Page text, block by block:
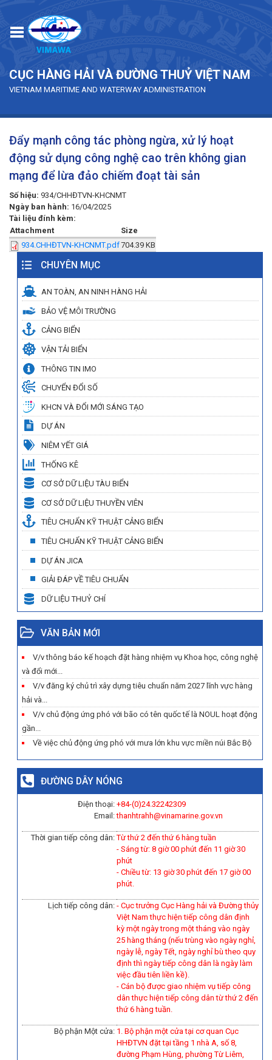
CỤC HÀNG HẢI VÀ ĐƯỜNG THUỶ VIỆT NAM
VIETNAM MARITIME AND WATERWAY ADMINISTRATION
Đẩy mạnh công tác phòng ngừa, xử lý hoạt
động sử dụng công nghệ cao trên không gian
mạng để lừa đảo chiếm đoạt tài sản
Số hiệu: 934/CHHĐTVN-KHCNMT
Ngày ban hành: 16/04/2025
Tài liệu đính kèm:
Attachment
Size
934.CHHĐTVN-KHCNMT.pdf704.39 KB
CHUYÊN MỤC
AN TOÀN, AN NINH HÀNG HẢI
BẢO VỆ MÔI TRƯỜNG
CẢNG BIỂN
VẬN TẢI BIỂN
THÔNG TIN IMO
CHUYỂN ĐỔI SỐ
KHCN VÀ ĐỔI MỚI SÁNG TẠO
DỰ ÁN
NIÊM YẾT GIÁ
THỐNG KÊ
CƠ SỞ DỮ LIỆU TÀU BIỂN
CƠ SỞ DỮ LIỆU THUYỀN VIÊN
TIÊU CHUẨN KỸ THUẬT CẢNG BIỂN
TIÊU CHUẨN KỸ THUẬT CẢNG BIỂN
DỰ ÁN JICA
GIẢI ĐÁP VỀ TIÊU CHUẨN
DỮ LIỆU THUỶ CHÍ
VĂN BẢN MỚI
V/v thông báo kế hoạch đặt hàng nhiệm vụ Khoa học, công nghệ
và đổi mới...
V/v đăng ký chủ trì xây dựng tiêu chuẩn năm 2027 lĩnh vực hàng
hải và...
V/v chủ động ứng phó với bão có tên quốc tế là NOUL hoạt động
gần...
Về việc chủ động ứng phó với mưa lớn khu vực miền núi Bắc Bộ
ĐƯỜNG DÂY NÓNG
Điện thoại:
Email:
+84-(0)24.32242309
thanhtrahh@vinamarine.gov.vn
Thời gian tiếp công dân:Từ thứ 2 đến thứ 6 hàng tuần
- Sáng từ: 8 giờ 00 phút đến 11 giờ 30
phút
- Chiều từ: 13 giờ 30 phút đến 17 giờ 00
phút.
Lịch tiếp công dân: - Cục trưởng Cục Hàng hải và Đường thủy
Việt Nam thực hiện tiếp công dân định
kỳ một ngày trong một tháng vào ngày
25 hàng tháng (nếu trùng vào ngày nghỉ,
ngày lễ, ngày Tết, ngày nghỉ bù theo quy
định thì ngày tiếp công dân là ngày làm
việc đầu tiên liền kề).
- Cán bộ được giao nhiệm vụ tiếp công
dân thực hiện tiếp công dân từ thứ 2 đến
thứ 6 hàng tuần.
Bộ phận Một cửa: 1. Bộ phận một cửa tại cơ quan Cục
HHĐTVN đặt tại tầng 1 nhà A, số 8,
đường Phạm Hùng, phường Từ Liêm,